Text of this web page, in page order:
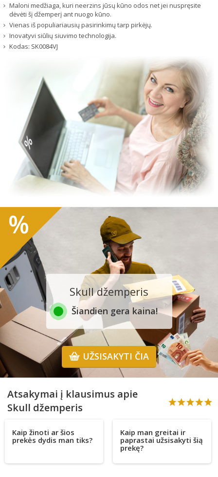
Maloni medžiaga, kuri neerzins jūsų kūno odos net jei nuspręsite
dėvėti šį džemperį ant nuogo kūno.
Vienas iš populiariausių pasirinkimų tarp pirkėjų.
Inovatyvi siūlių siuvimo technologija.
Kodas: SK0084VJ
Skull džemperis
Šiandien gera kaina!
UŽSISAKYTI ČIA
%
Atsakymai į klausimus apie
Skull džemperis
Kaip žinoti ar šios
prekės dydis man tiks?
Kaip man greitai ir
paprastai užsisakyti šią
prekę?